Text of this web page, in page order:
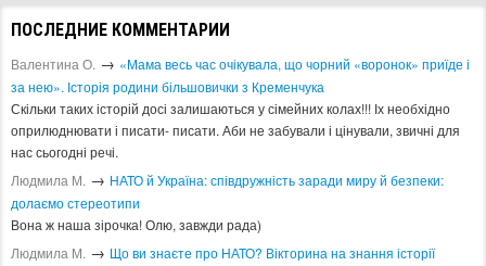
ПОСЛЕДНИЕ КОММЕНТАРИИ
Валентина О. → «Мама весь час очікувала, що чорний «воронок» приїде і
за нею». Історія родини більшовички з Кременчука
Скільки таких історій досі залишаються у сімейних колах!!! Іх необхідно
оприлюднювати і писати- писати. Аби не забували і цінували, звичні для
нас сьогодні речі.
Людмила М. → ​НАТО й Україна: співдружність заради миру й безпеки:
долаємо стереотипи
Вона ж наша зірочка! Олю, завжди рада)
Людмила М. → Що ви знаєте про НАТО? Вікторина на знання історії